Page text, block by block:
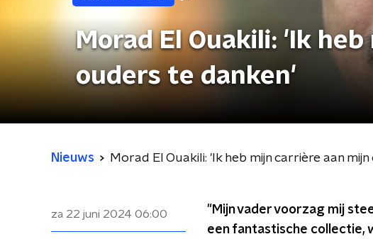
Morad El Ouakili: 'Ik
ouders te danken'
Nieuws Morad El Ouakili: 'Ik heb mijn carrière aan
za 22 juni 2024 06:00
"Mijn vader voorzag mij
een fantastische collectie,